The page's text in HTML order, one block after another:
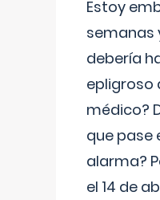
Estoy
semanas
debería
epligroso
médico?
que pase
alarma?
el 14 de